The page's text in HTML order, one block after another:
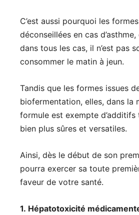
C’est aussi pourquoi les
déconseillées en cas d’asthme,
dans tous les cas, il n’est pas
consommer le matin à jeun.
Tandis que les formes issues
biofermentation, elles, dans la
formule est exempte d’additifs
bien plus sûres et versatiles.
Ainsi, dès le début de son
pourra exercer sa toute
faveur de votre santé.
1. Hépatotoxicité